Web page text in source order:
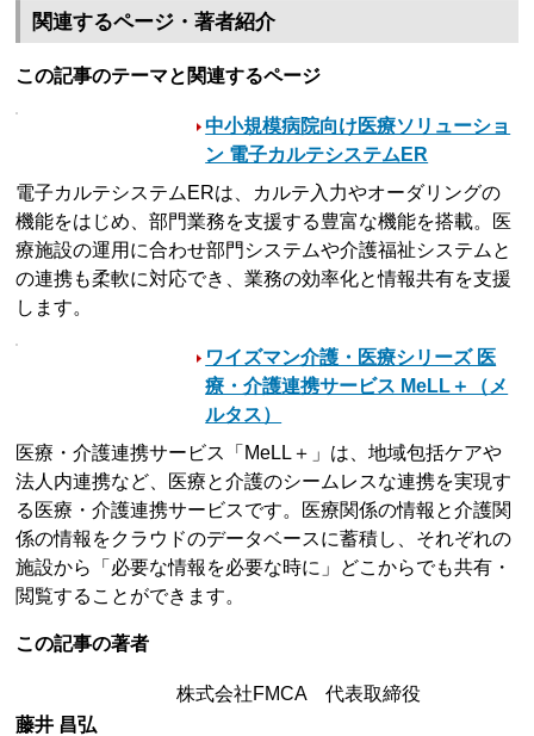
関連するページ・著者紹介
この記事のテーマと関連するページ
中小規模病院向け医療ソリューショ
ン 電子カルテシステムER
電子カルテシステムERは、カルテ入力やオーダリングの
機能をはじめ、部門業務を支援する豊富な機能を搭載。医
療施設の運用に合わせ部門システムや介護福祉システムと
の連携も柔軟に対応でき、業務の効率化と情報共有を支援
します。
ワイズマン介護・医療シリーズ 医
療・介護連携サービス MeLL＋（メ
ルタス）
医療・介護連携サービス「MeLL＋」は、地域包括ケアや
法人内連携など、医療と介護のシームレスな連携を実現す
る医療・介護連携サービスです。医療関係の情報と介護関
係の情報をクラウドのデータベースに蓄積し、それぞれの
施設から「必要な情報を必要な時に」どこからでも共有・
閲覧することができます。
この記事の著者
株式会社FMCA 代表取締役
藤井 昌弘